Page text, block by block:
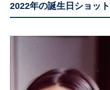
2022年の誕生日ショット